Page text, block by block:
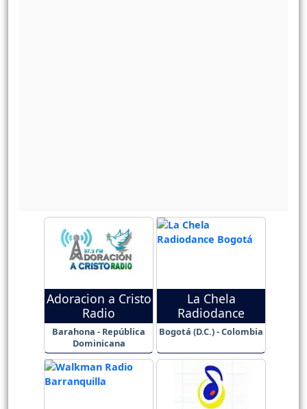
Adoracion a Cristo
Radio
Barahona - República
Dominicana
La Chela
Radiodance
Bogotá (D.C.) - Colombia